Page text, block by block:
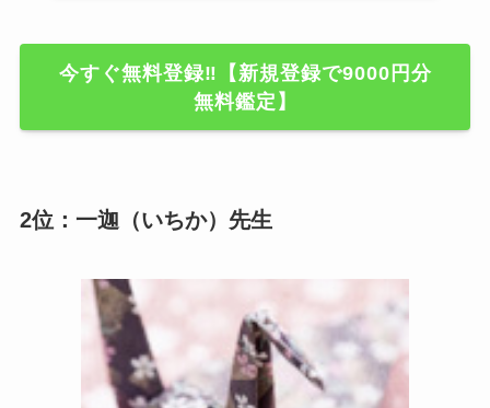
今すぐ無料登録‼【新規登録で9000円分
無料鑑定】
2位：一迦（いちか）先生